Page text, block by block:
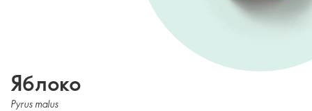
Яблоко
Pyrus malus